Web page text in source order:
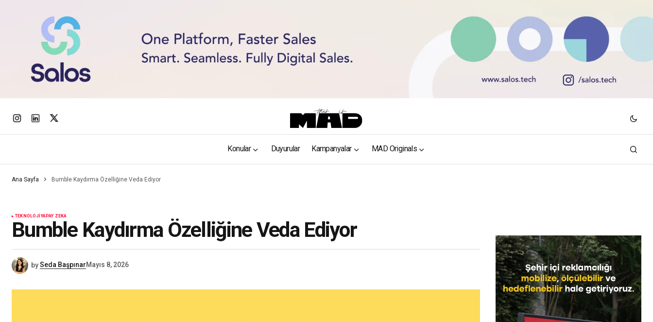
Konular Duyurular Kampanyalar MAD Originals
Ana Sayfa Bumble Kaydırma Özelliğine Veda Ediyor
TEKNOLOJIYAPAY ZEKA
Bumble Kaydırma Özelliğine Veda Ediyor
bySeda BaşpınarMayıs 8, 2026